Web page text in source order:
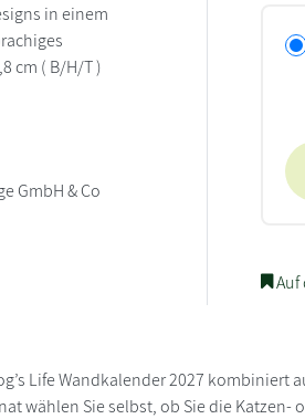
in einem
cm ( B/H/T )
GmbH & Co
Auf
Life Wandkalender 2027
wählen Sie selbst, ob Sie die